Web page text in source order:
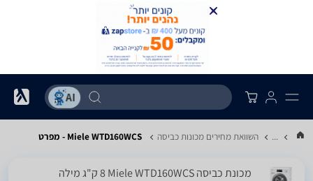
... השוואת מחירים מכונות כביסה Miele WTD160WCS - מפרט
מכונת כביסה Miele WTD160WCS ‏8 ‏ק"ג מילה